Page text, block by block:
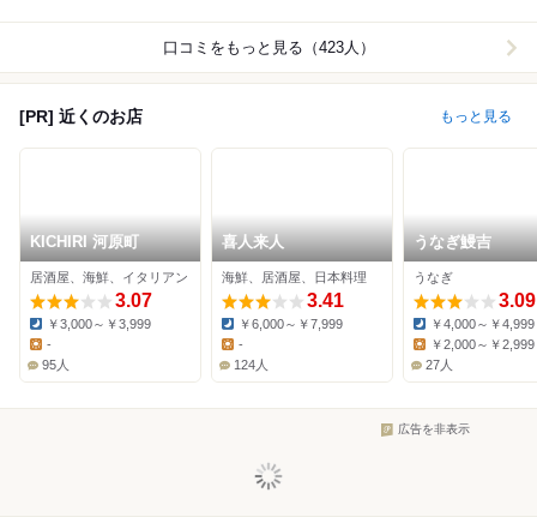
口コミをもっと見る（423人）
[PR] 近くのお店 もっと見る
KICHIRI 河原町
居酒屋、海鮮、イタリアン
3.07
Dinner:
￥3,000～￥3,999
Lunch:
-
95人
喜人来人
海鮮、居酒屋、日本料理
3.41
Dinner:
￥6,000～￥7,999
-
124人
うなぎ鰻吉
うなぎ
3.09
Dinner:
￥4,000～￥4,999
Lunch:
￥2,000～￥2,999
27人
広告を非表示